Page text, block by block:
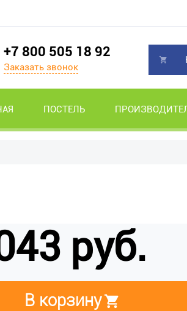
+7 800 505 18 92
Заказать звонок
ПОСТЕЛЬ
руб.
В корзину